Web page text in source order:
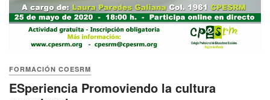
FORMACIÓN COESRM
ESperiencia Promoviendo la cultura